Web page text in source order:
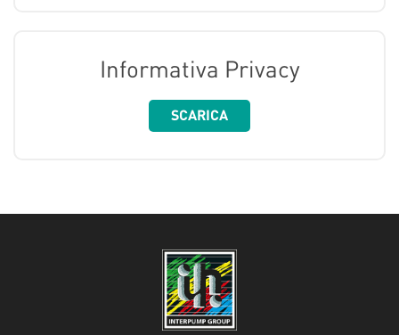
Informativa Privacy
SCARICA